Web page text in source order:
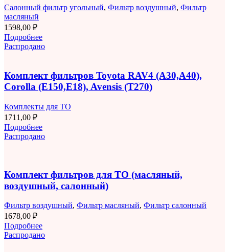
Салонный фильтр угольный, Фильтр воздушный, Фильтр
масляный
1598,00 ₽
Подробнее
Распродано
Комплект фильтров Toyota RAV4 (A30,A40),
Corolla (E150,E18), Avensis (T270)
Комплекты для ТО
1711,00 ₽
Подробнее
Распродано
Комплект фильтров для ТО (масляный,
воздушный, салонный)
Фильтр воздушный, Фильтр масляный, Фильтр салонный
1678,00 ₽
Подробнее
Распродано